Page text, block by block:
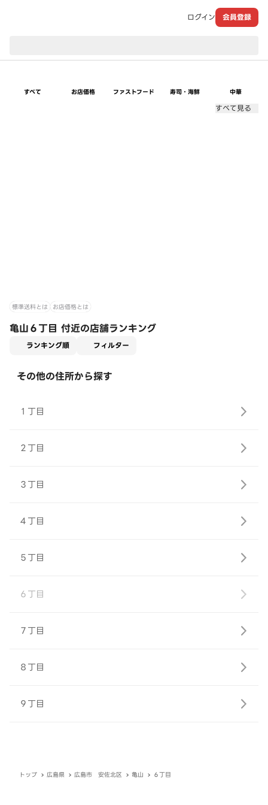
ログイン 会員登録
すべて お店価格 ファストフード 寿司・海鮮 中華
すべて見る
標準送料とは お店価格とは
亀山６丁目 付近の店舗ランキング
ランキング順 フィルター
その他の住所から探す
１丁目
２丁目
３丁目
４丁目
５丁目
６丁目
７丁目
８丁目
９丁目
トップ 広島県 広島市 安佐北区 亀山 ６丁目